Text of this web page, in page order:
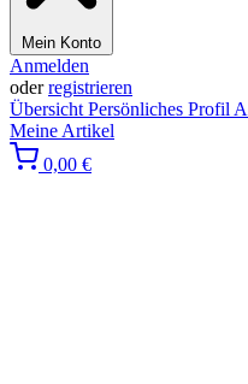
Mein Konto
Anmelden
oderregistrieren
Übersicht Persönliches Profil
Meine Artikel
0,00 €